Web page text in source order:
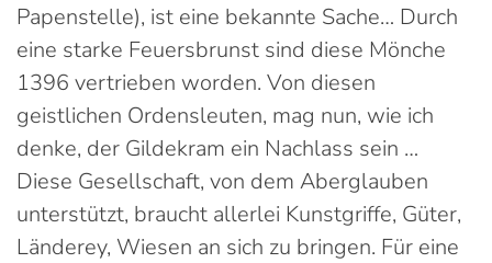
Papenstelle), ist eine bekannte Sache… Durch
eine starke Feuersbrunst sind diese Mönche
1396 vertrieben worden. Von diesen
geistlichen Ordensleuten, mag nun, wie ich
denke, der Gildekram ein Nachlass sein …
Diese Gesellschaft, von dem Aberglauben
unterstützt, braucht allerlei Kunstgriffe, Güter,
Länderey, Wiesen an sich zu bringen. Für eine